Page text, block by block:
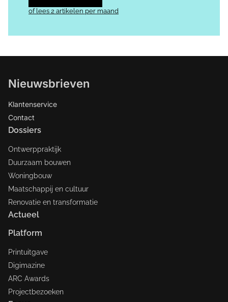
of lees 2 artikelen per maand
Nieuwsbrieven
Klantenservice
Contact
Dossiers
Ontwerppraktijk
Duurzaam bouwen
Woningbouw
Maatschappij en cultuur
Renovatie en transformatie
Actueel
Platform
Printuitgave
Digimazine
ARC Awards
Projectbezoeken